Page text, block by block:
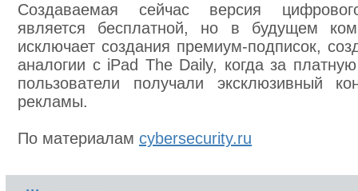
Создаваемая сейчас версия
является бесплатной, но в будущем
исключает создания премиум-подписок,
аналогии с iPad The Daily, когда за
пользователи получали эксклюзивный
рекламы.
По материалам cybersecurity.ru